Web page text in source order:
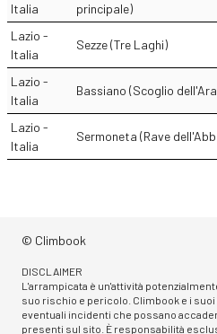
Italia
principale)
Lazio -
Italia
Sezze (Tre Laghi)
Lazio -
Italia
Bassiano (Scoglio
Lazio -
Italia
Sermoneta (Rave
© Climbook
DISCLAIMER
L'arrampicata è un'attività
suo rischio e pericolo. Climbook e i
eventuali incidenti che possano
presenti sul sito. È responsabilità